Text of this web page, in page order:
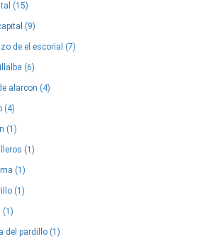
(15)
(9)
de el escorial (7)
(6)
alarcon (4)
(4)
(1)
(1)
(1)
(1)
(1)
del pardillo (1)